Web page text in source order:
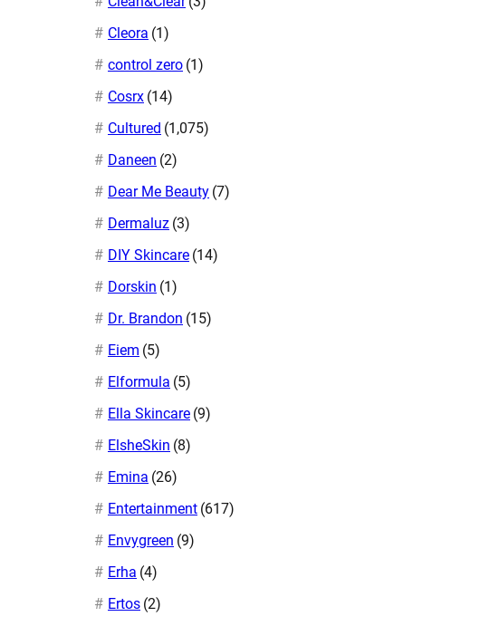
Cleora (1)
control zero (1)
Cosrx (14)
Cultured (1,075)
Daneen (2)
Dear Me Beauty (7)
Dermaluz (3)
DIY Skincare (14)
Dorskin (1)
Dr. Brandon (15)
Eiem (5)
Elformula (5)
Ella Skincare (9)
ElsheSkin (8)
Emina (26)
Entertainment (617)
Envygreen (9)
Erha (4)
Ertos (2)